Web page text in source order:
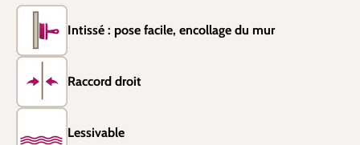
Intissé : pose facile, encollage du mur
Raccord droit
Lessivable